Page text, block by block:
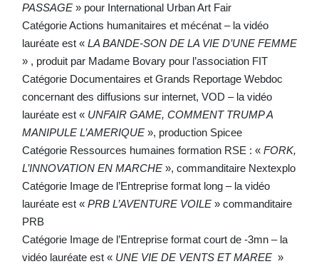
PASSAGE» pour International Urban Art Fair
Catégorie Actions humanitaires et mécénat – la vidéo
lauréate est « LA BANDE-SON DE LA VIE D’UNE FEMME
» , produit par Madame Bovary pour l’association FIT
Catégorie Documentaires et Grands Reportage Webdoc
concernant des diffusions sur internet, VOD – la vidéo
lauréate est « UNFAIR GAME, COMMENT TRUMP A
MANIPULE L’AMERIQUE», production Spicee
Catégorie Ressources humaines formation RSE : « FORK,
L’INNOVATION EN MARCHE», commanditaire Nextexplo
Catégorie Image de l’Entreprise format long – la vidéo
lauréate est « PRB L’AVENTURE VOILE» commanditaire
PRB
Catégorie Image de l’Entreprise format court de -3mn – la
vidéo lauréate est « UNE VIE DE VENTS ET MAREE »